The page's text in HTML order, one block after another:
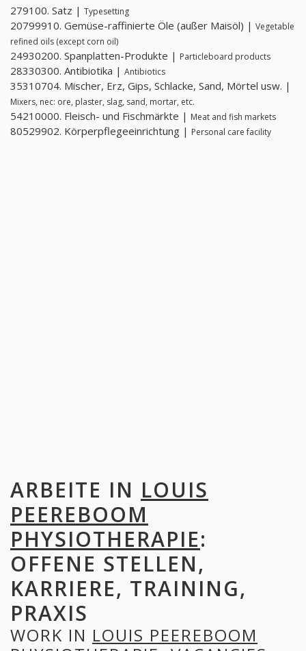
279100. Satz | Typesetting
20799910. Gemüse-raffinierte Öle (außer Maisöl) | Vegetable
refined oils (except corn oil)
24930200. Spanplatten-Produkte | Particleboard products
28330300. Antibiotika | Antibiotics
35310704. Mischer, Erz, Gips, Schlacke, Sand, Mörtel usw. |
Mixers, nec: ore, plaster, slag, sand, mortar, etc.
54210000. Fleisch- und Fischmärkte | Meat and fish markets
80529902. Körperpflegeeinrichtung | Personal care facility
ARBEITE IN LOUIS
PEEREBOOM
PHYSIOTHERAPIE:
OFFENE STELLEN,
KARRIERE, TRAINING,
PRAXIS
WORK IN LOUIS PEEREBOOM